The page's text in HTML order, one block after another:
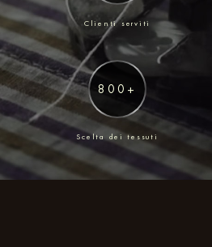
Clienti serviti
800+
Scelta dei tessuti